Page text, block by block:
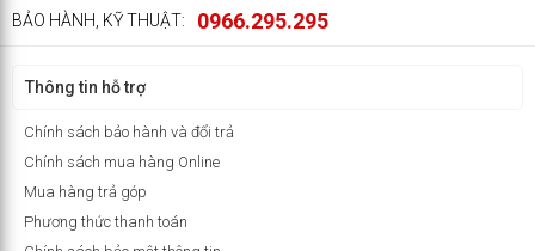
BẢO HÀNH, KỸ THUẬT: 0966.295.295
Thông tin hỗ trợ
Chính sách bảo hành và đổi trả
Chính sách mua hàng Online
Mua hàng trả góp
Phương thức thanh toán